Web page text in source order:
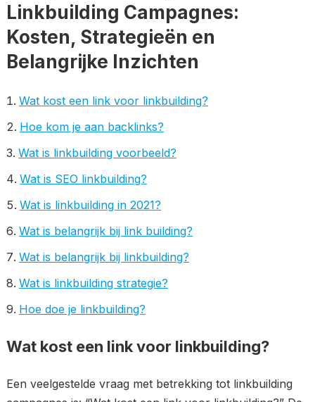
Linkbuilding Campagnes:
Kosten, Strategieën en
Belangrijke Inzichten
Wat kost een link voor linkbuilding?
Hoe kom je aan backlinks?
Wat is linkbuilding voorbeeld?
Wat is SEO linkbuilding?
Wat is linkbuilding in 2021?
Wat is belangrijk bij link building?
Wat is belangrijk bij linkbuilding?
Wat is linkbuilding strategie?
Hoe doe je linkbuilding?
Wat kost een link voor linkbuilding?
Een veelgestelde vraag met betrekking tot linkbuilding